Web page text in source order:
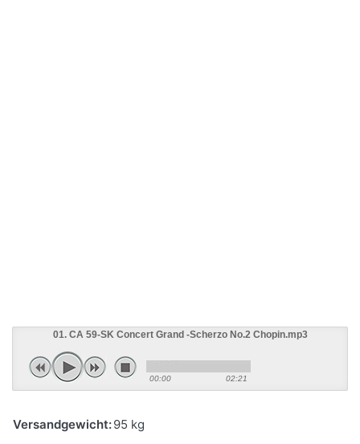
01. CA 59-SK Concert Grand -Scherzo No.2 Chopin.mp3
00:00 02:21
Versandgewicht:95 kg